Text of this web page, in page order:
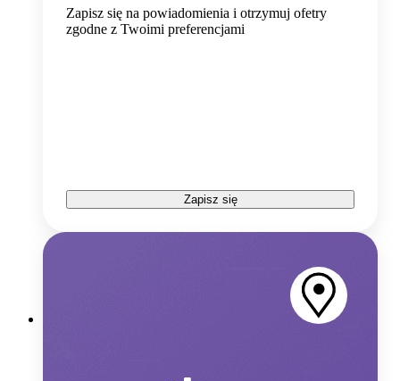
Zapisz się na powiadomienia i otrzymuj ofetry
zgodne z Twoimi preferencjami
Zapisz się